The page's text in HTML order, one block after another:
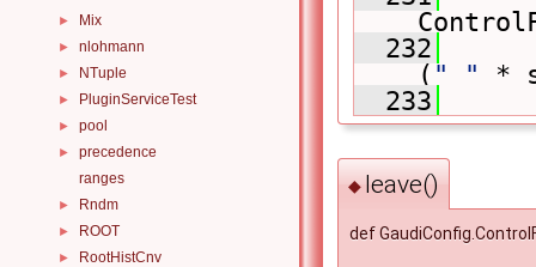
► Mix
► nlohmann
► NTuple
► PluginServiceTest
► pool
►
precedence
ranges
► Rndm
► ROOT
► RootHistCnv
  232
( " "
*
  233
◆ leave()
def